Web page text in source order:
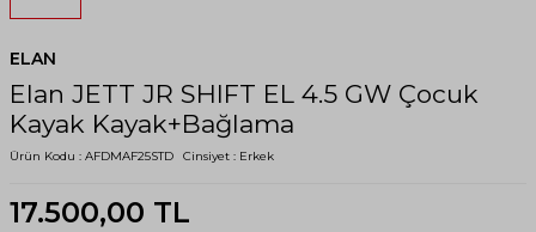
ELAN
Elan JETT JR SHIFT EL 4.5 GW Çocuk
Kayak Kayak+Bağlama
Ürün Kodu : AFDMAF25STD Cinsiyet : Erkek
17.500,00 TL